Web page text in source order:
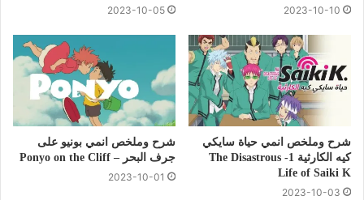
2023-10-10
2023-10-05
شرح وملخص انمي حياة سايكي
كيه الكارثية 1- The Disastrous
Life of Saiki K
2023-10-03
شرح وملخص انمي بونيو على
جرف البحر – Ponyo on the Cliff
2023-10-01